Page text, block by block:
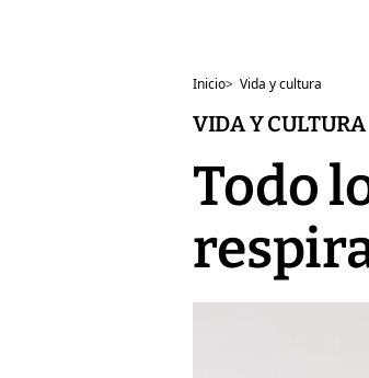
Inicio> Vida y cultura
VIDA Y CULTURA
Todo